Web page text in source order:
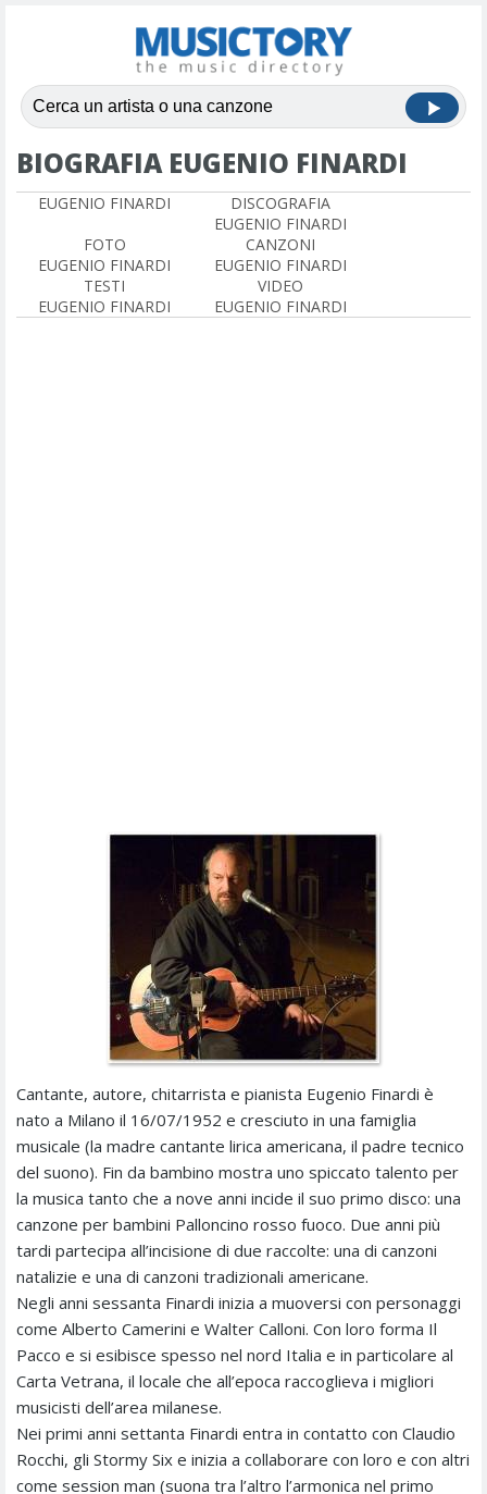
BIOGRAFIA EUGENIO FINARDI
EUGENIO FINARDI
DISCOGRAFIA
EUGENIO FINARDI
FOTO
EUGENIO FINARDI
CANZONI
EUGENIO FINARDI
TESTI
EUGENIO FINARDI
VIDEO
EUGENIO FINARDI
Cantante, autore, chitarrista e pianista Eugenio Finardi è
nato a Milano il 16/07/1952 e cresciuto in una famiglia
musicale (la madre cantante lirica americana, il padre tecnico
del suono). Fin da bambino mostra uno spiccato talento per
la musica tanto che a nove anni incide il suo primo disco: una
canzone per bambini Palloncino rosso fuoco. Due anni più
tardi partecipa all’incisione di due raccolte: una di canzoni
natalizie e una di canzoni tradizionali americane.
Negli anni sessanta Finardi inizia a muoversi con personaggi
come Alberto Camerini e Walter Calloni. Con loro forma Il
Pacco e si esibisce spesso nel nord Italia e in particolare al
Carta Vetrana, il locale che all’epoca raccoglieva i migliori
musicisti dell’area milanese.
Nei primi anni settanta Finardi entra in contatto con Claudio
Rocchi, gli Stormy Six e inizia a collaborare con loro e con altri
come session man (suona tra l’altro l’armonica nel primo